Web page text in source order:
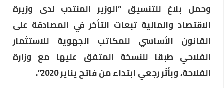
وحمل بلاغ للتنسيق “الوزير المنتدب لدى وزيرة
الاقتصاد والمالية تبعات التأخر في المصادقة على
القانون الأساسي للمكاتب الجهوية للاستثمار
الفلاحي طبقا للنسخة المتفق عليها مع وزارة
الفلاحة، وبأثر رجعي ابتداء من فاتح يناير 2020”.